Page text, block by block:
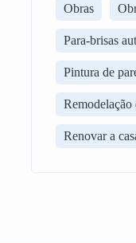
Obras
Para-brisas
Pintura de
Remodelação
Renovar a